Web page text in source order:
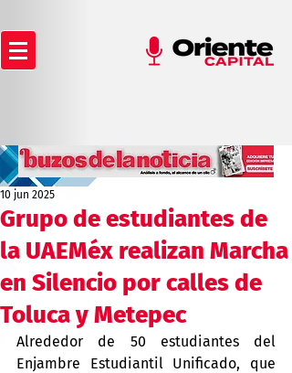
Grupo de estudiantes de
la UAEMéx realizan Marcha
en Silencio por calles de
Toluca y Metepec
10 jun 2025
Alrededor de 50 estudiantes del
Enjambre Estudiantil Unificado, que